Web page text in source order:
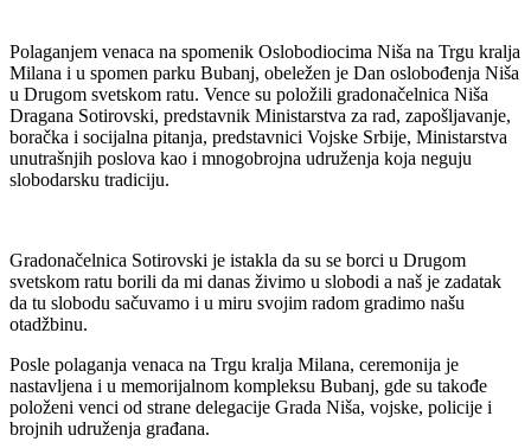
Polaganjem venaca na spomenik Oslobodiocima Niša na Trgu kralja
Milana i u spomen parku Bubanj, obeležen je Dan oslobođenja Niša
u Drugom svetskom ratu. Vence su položili gradonačelnica Niša
Dragana Sotirovski, predstavnik Ministarstva za rad, zapošljavanje,
boračka i socijalna pitanja, predstavnici Vojske Srbije, Ministarstva
unutrašnjih poslova kao i mnogobrojna udruženja koja neguju
slobodarsku tradiciju.
Gradonačelnica Sotirovski je istakla da su se borci u Drugom
svetskom ratu borili da mi danas živimo u slobodi a naš je zadatak
da tu slobodu sačuvamo i u miru svojim radom gradimo našu
otadžbinu.
Posle polaganja venaca na Trgu kralja Milana, ceremonija je
nastavljena i u memorijalnom kompleksu Bubanj, gde su takođe
položeni venci od strane delegacije Grada Niša, vojske, policije i
brojnih udruženja građana.